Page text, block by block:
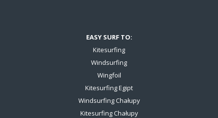
EASY SURF TO:
Kitesurfing
Windsurfing
Wingfoil
Kitesurfing Egipt
Windsurfing Chałupy
Kitesurfing Chałupy